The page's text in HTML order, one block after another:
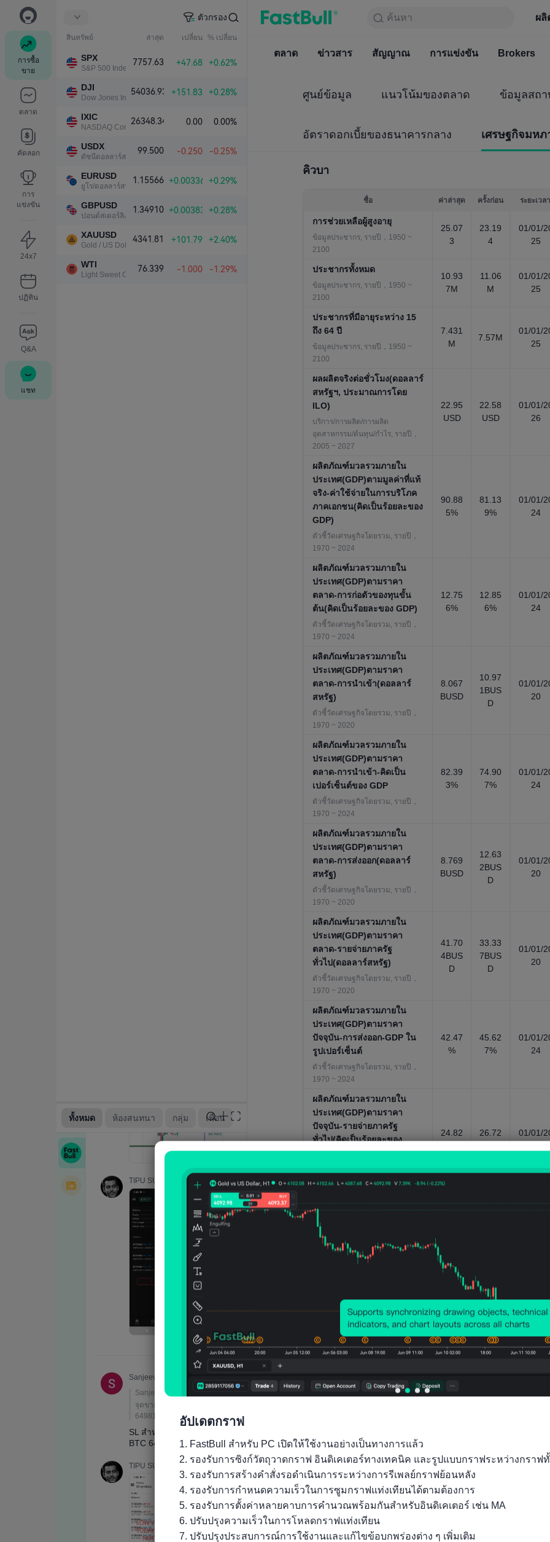
การซื้อ
ขาย
ตลาด
คัดลอก
การ
แข่งขัน
24x7
ปฏิทิน
Q&A
แชท
ตัวกรอง
สินทรัพย์ ล่าสุด เปลี่ยน % เปลี่ยน
SPX
S&P 500 Index
7757.63 +47.68 +0.62%
DJI
Dow Jones Industrial Average
54036.93 +151.83 +0.28%
IXIC
NASDAQ Composite Index
26348.34 0.00 0.00%
USDX
ดัชนีดอลลาร์สหรัฐ
99.500 -0.250 -0.25%
EURUSD
ยูโร/ดอลลาร์สหรัฐ
1.15566 +0.00336 +0.29%
GBPUSD
ปอนด์สเตอร์ลิง/ดอลลาร์สหรัฐ
1.34910 +0.00383 +0.28%
XAUUSD
Gold / US Dollar
4341.81 +101.79 +2.40%
WTI
Light Sweet Crude Oil
76.339 -1.000 -1.29%
ค้นหา ผ
ตลาด ข่าวสาร สัญญาณ การแ
ค้นหา
ฟรีตลอ
ตลาด ข่าวสาร สัญญาณ การแข่งขัน Brokers
ศูนย์ข้อมูล แนวโน้มของตลาด ข้อมูลสถ
อัตราดอกเบี้ยของธนาคารกลาง เศรษฐกิจมหภ
คิวบา
ชื่อ ค่าล่าสุด ครั้งก่อน ระยะเวลา
การช่วยเหลือผู้สูงอายุ
ข้อมูลประชากร, รายปี，1950 ~
2100
25.07
3
23.19
4
01/01/
25
ประชากรทั้งหมด
ข้อมูลประชากร, รายปี，1950 ~
2100
10.93
7M
11.06
M
01/01/
25
ประชากรที่มีอายุระหว่าง 15
ถึง 64 ปี
ข้อมูลประชากร, รายปี，1950 ~
2100
7.431
M
7.57M
01/01/
25
ผลผลิตจริงต่อชั่วโมง(ดอลลาร์
สหรัฐฯ, ประมาณการโดย
ILO)
บริการ/การผลิต/การผลิต
อุตสาหกรรม/ต้นทุน/กำไร, รายปี，
2005 ~ 2027
22.95
USD
22.58
USD
01/01/
26
ผลิตภัณฑ์มวลรวมภายใน
ประเทศ(GDP)ตามมูลค่าที่แท้
จริง-ค่าใช้จ่ายในการบริโภค
ภาคเอกชน(คิดเป็นร้อยละของ
GDP)
ตัวชี้วัดเศรษฐกิจโดยรวม, รายปี，
1970 ~ 2024
90.88
5%
81.13
9%
01/01/
24
ผลิตภัณฑ์มวลรวมภายใน
ประเทศ(GDP)ตามราคา
ตลาด-การก่อตัวของทุนขั้น
ต้น(คิดเป็นร้อยละของ GDP)
ตัวชี้วัดเศรษฐกิจโดยรวม, รายปี，
1970 ~ 2024
12.75
6%
12.85
6%
01/01/
24
ผลิตภัณฑ์มวลรวมภายใน
ประเทศ(GDP)ตามราคา
ตลาด-การนำเข้า(ดอลลาร์
สหรัฐ)
ตัวชี้วัดเศรษฐกิจโดยรวม, รายปี，
1970 ~ 2020
8.067
BUSD
10.97
1BUS
D
01/01/
20
ผลิตภัณฑ์มวลรวมภายใน
ประเทศ(GDP)ตามราคา
ตลาด-การนำเข้า-คิดเป็น
เปอร์เซ็นต์ของ GDP
ตัวชี้วัดเศรษฐกิจโดยรวม, รายปี，
1970 ~ 2024
82.39
3%
74.90
7%
01/01/
24
ผลิตภัณฑ์มวลรวมภายใน
ประเทศ(GDP)ตามราคา
ตลาด-การส่งออก(ดอลลาร์
สหรัฐ)
ตัวชี้วัดเศรษฐกิจโดยรวม, รายปี，
1970 ~ 2020
8.769
BUSD
12.63
2BUS
D
01/01/
20
ผลิตภัณฑ์มวลรวมภายใน
ประเทศ(GDP)ตามราคา
ตลาด-รายจ่ายภาครัฐ
ทั่วไป(ดอลลาร์สหรัฐ)
ตัวชี้วัดเศรษฐกิจโดยรวม, รายปี，
1970 ~ 2020
41.70
4BUS
D
33.33
7BUS
D
01/01/
20
ผลิตภัณฑ์มวลรวมภายใน
ประเทศ(GDP)ตามราคา
ปัจจุบัน-การส่งออก-GDP ใน
รูปเปอร์เซ็นต์
ตัวชี้วัดเศรษฐกิจโดยรวม, รายปี，
1970 ~ 2024
42.47
%
45.62
7%
01/01/
24
ผลิตภัณฑ์มวลรวมภายใน
ประเทศ(GDP)ตามราคา
ปัจจุบัน-รายจ่ายภาครัฐ
ทั่วไป(คิดเป็นร้อยละของ
GDP)
1970 ~ 2024
24.82
26.72
01/01/
ผลิตภัณฑ์มวลรวมภายใน
ประเทศตามมูลค่าที่แท้จริง-ค่า
ใช้จ่ายในการบริโภคภาค
เอกชน(ดอลลาร์สหรัฐ)
ตัวชี้วัดเศรษฐกิจโดยรวม, รายปี，
ประเทศตามราคาตลาด-การ
ก่อตัวของทุนรวม(ดอลลาร์
ตัวชี้วัดเศรษฐกิจโดยรวม, รายปี，
10.53
6BUS
D
11.59
6BUS
D
01/01/20
65 ปีขึ้นไป
สัดส่วนของประชากรที่มีอายุ
ต่ำกว่า 15 ปี
ข้อมูลประชากร, รายปี，1950 ~
4%
7%
01/01/20
25
อัตราการตายขั้นต้น
ข้อมูลประชากร, รายปี，1950 ~
10.49
10.28
อัปเดตกราฟ
1. FastBull สำหรับ PC เปิดให้ใช้งานอย่างเป็นทางการแล้ว
2. รองรับการซิงก์วัตถุวาดกราฟ อินดิเคเตอร์ทางเทคนิค และรูปแบบกราฟระหว่างกราฟ
3. รองรับการสร้างคำสั่งรอดำเนินการระหว่างการรีเพลย์กราฟย้อนหลัง
4. รองรับการกำหนดความเร็วในการซูมกราฟแท่งเทียนได้ตามต้องการ
5. รองรับการตั้งค่าหลายคาบการคำนวณพร้อมกันสำหรับอินดิเคเตอร์ เช่น MA
6. ปรับปรุงความเร็วในการโหลดกราฟแท่งเทียน
7. ปรับปรุงประสบการณ์การใช้งานและแก้ไขข้อบกพร่องต่าง ๆ เพิ่มเติม